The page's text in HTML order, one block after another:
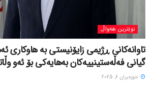
نوێترین هەواڵ
تاوانەکانی ڕژیمی زایۆنیستی بە هاوکاری
گیانی فەڵەستینییەکان بەهایەکی بۆ ئەو
حوزه‌یران 6, 2025